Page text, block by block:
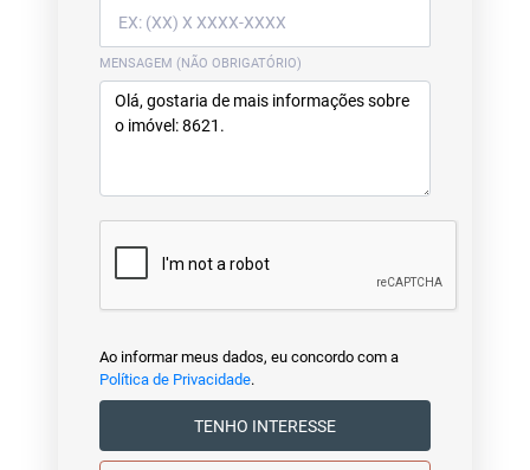
MENSAGEM (NÃO OBRIGATÓRIO)
Ao informar meus dados, eu concordo com a
Política de Privacidade.
TENHO INTERESSE